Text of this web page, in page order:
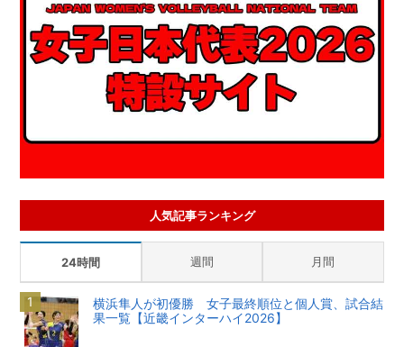
人気記事ランキング
24時間 週間 月間
横浜隼人が初優勝 女子最終順位と個人賞、試合結
果一覧【近畿インターハイ2026】